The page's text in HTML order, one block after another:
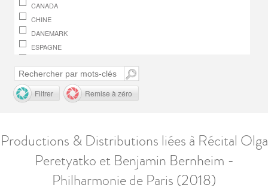
CANADA
CHINE
DANEMARK
ESPAGNE
FRANCE
GRÈCE
HONGRIE
JAPON
LUXEMBOURG
MACÉDOINE, RÉPUBLIQUE DE
MONACO
Filtrer Remise à zéro
Productions & Distributions liées à Récital Olga
Peretyatko et Benjamin Bernheim -
Philharmonie de Paris (2018)